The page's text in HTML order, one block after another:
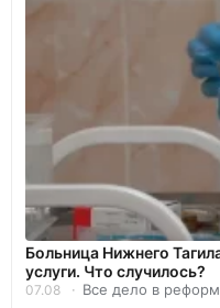
Больница Нижнего
услуги. Что случилось?
07.08 Все дело в